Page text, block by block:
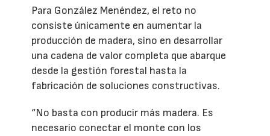
Para González Menéndez, el reto no
consiste únicamente en aumentar la
producción de madera, sino en desarrollar
una cadena de valor completa que abarque
desde la gestión forestal hasta la
fabricación de soluciones constructivas.
“No basta con producir más madera. Es
necesario conectar el monte con los